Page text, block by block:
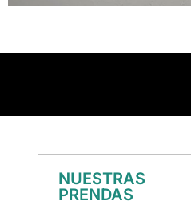
NUESTRAS
PRENDAS